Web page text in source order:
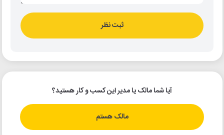
ثبت نظر
آیا شما مالک یا مدیر این کسب و کار هستید؟
مالک هستم